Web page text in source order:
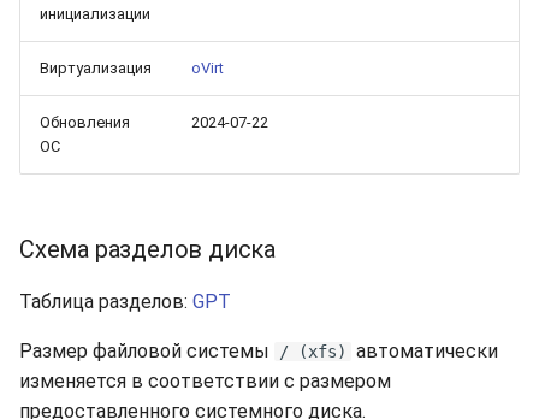
инициализации
Виртуализация oVirt
Обновления
ОС
2024-07-22
Схема разделов диска
Таблица разделов: GPT
Размер файловой системы / (xfs)
автоматически
изменяется в соответствии с размером
предоставленного системного диска.